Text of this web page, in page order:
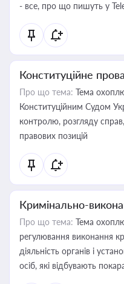
- все, про що пишуть у
Конституційне
Про що тема: Тема
Конституційним Судом
контролю, розгляду
правових позицій
Кримінально-
Про що тема: Тема
регулювання виконання
діяльність органів і
осіб, які відбувають